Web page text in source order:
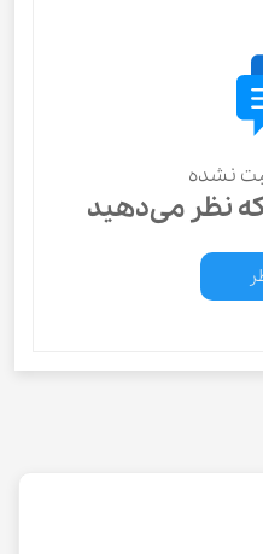
نشده
نظر می‌دهید